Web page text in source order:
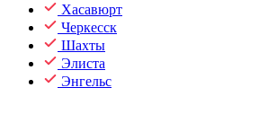
Хасавюрт
Черкесск
Шахты
Элиста
Энгельс